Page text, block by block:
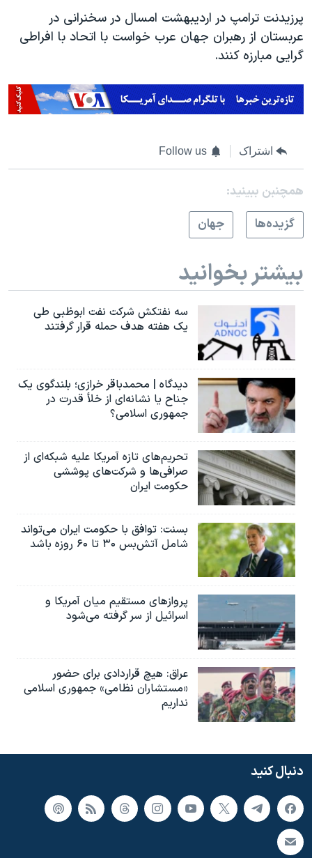
پرزیدنت ترامپ در اردیبهشت امسال در سخنرانی در
عربستان از رهبران جهان عرب خواست با اتحاد با افراطی
گرایی مبارزه کنند.
اشتراک Follow us
همچنبن ببینید:
گزيده‌ها
جهان
بیشتر بخوانید
سه نفتکش شرکت نفت ابوظبی طی
یک هفته هدف حمله قرار گرفتند
دیدگاه | محمدباقر خرازی؛ بلندگوی یک
جناح یا نشانه‌ای از خلأ قدرت در
جمهوری اسلامی؟
تحریم‌های تازه آمریکا علیه شبکه‌ای از
صرافی‌ها و شرکت‌های پوششی
حکومت ایران
بسنت: توافق با حکومت ایران می‌تواند
شامل آتش‌بس ۳۰ تا ۶۰ روزه باشد
پروازهای مستقیم میان آمریکا و
اسرائیل از سر گرفته می‌شود
عراق: هیچ قراردادی برای حضور
«مستشاران نظامی» جمهوری اسلامی
نداریم
دنبال کنید